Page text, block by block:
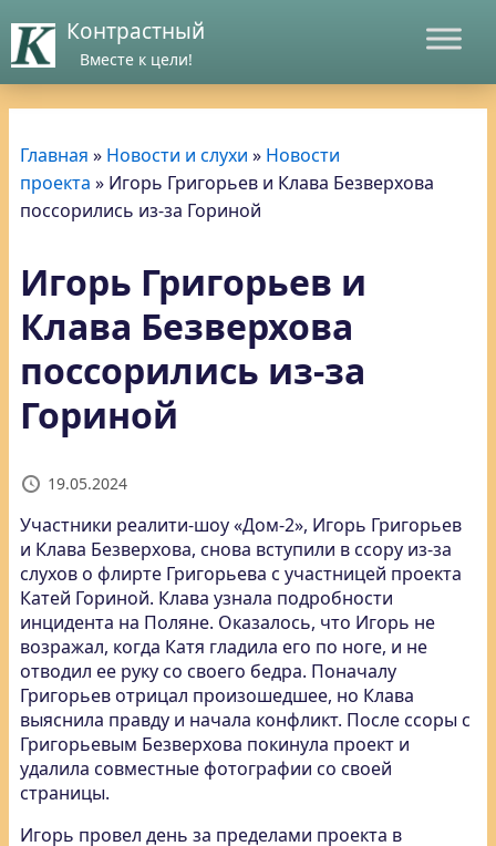
Контрастный
Вместе к цели!
Главная » Новости и слухи » Новости
проекта » Игорь Григорьев и Клава Безверхова
поссорились из-за Гориной
Игорь Григорьев и
Клава Безверхова
поссорились из-за
Гориной
19.05.2024
Участники реалити-шоу «Дом-2», Игорь Григорьев
и Клава Безверхова, снова вступили в ссору из-за
слухов о флирте Григорьева с участницей проекта
Катей Гориной. Клава узнала подробности
инцидента на Поляне. Оказалось, что Игорь не
возражал, когда Катя гладила его по ноге, и не
отводил ее руку со своего бедра. Поначалу
Григорьев отрицал произошедшее, но Клава
выяснила правду и начала конфликт. После ссоры с
Григорьевым Безверхова покинула проект и
удалила совместные фотографии со своей
страницы.
Игорь провел день за пределами проекта в